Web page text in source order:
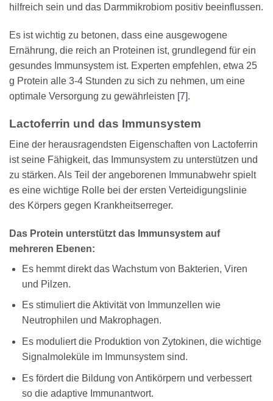
hilfreich sein und das Darmmikrobiom positiv beeinflussen.
Es ist wichtig zu betonen, dass eine ausgewogene
Ernährung, die reich an Proteinen ist, grundlegend für ein
gesundes Immunsystem ist. Experten empfehlen, etwa 25
g Protein alle 3-4 Stunden zu sich zu nehmen, um eine
optimale Versorgung zu gewährleisten [7].
Lactoferrin und das Immunsystem
Eine der herausragendsten Eigenschaften von Lactoferrin
ist seine Fähigkeit, das Immunsystem zu unterstützen und
zu stärken. Als Teil der angeborenen Immunabwehr spielt
es eine wichtige Rolle bei der ersten Verteidigungslinie
des Körpers gegen Krankheitserreger.
Das Protein unterstützt das Immunsystem auf
mehreren Ebenen:
Es hemmt direkt das Wachstum von Bakterien, Viren
und Pilzen.
Es stimuliert die Aktivität von Immunzellen wie
Neutrophilen und Makrophagen.
Es moduliert die Produktion von Zytokinen, die wichtige
Signalmoleküle im Immunsystem sind.
Es fördert die Bildung von Antikörpern und verbessert
so die adaptive Immunantwort.